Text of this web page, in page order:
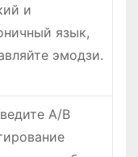
и
язык,
эмодзи.
A/B